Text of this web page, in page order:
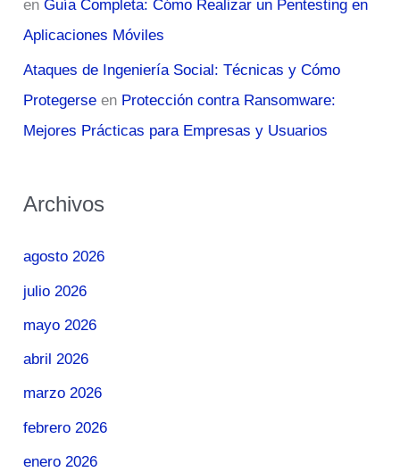
enGuía Completa: Cómo Realizar un Pentesting en
Aplicaciones Móviles
Ataques de Ingeniería Social: Técnicas y Cómo
Protegerse en Protección contra Ransomware:
Mejores Prácticas para Empresas y Usuarios
Archivos
agosto 2026
julio 2026
mayo 2026
abril 2026
marzo 2026
febrero 2026
enero 2026